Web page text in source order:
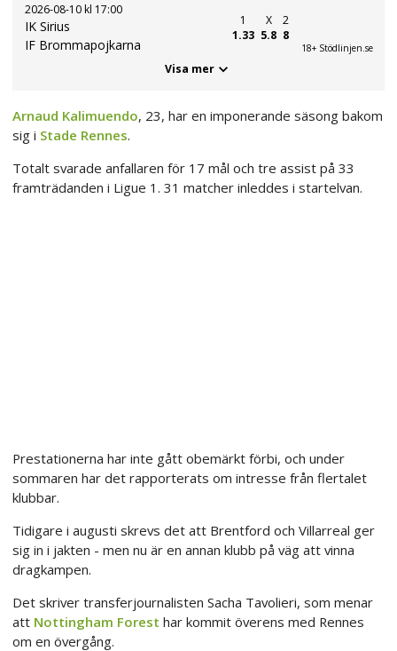
2026-08-10 kl 17:00
IK Sirius
IF Brommapojkarna
1
1.33
X
5.8
2
8
18+ Stödlinjen.se
Visa mer
Arnaud Kalimuendo, 23, har en imponerande säsong bakom
sig i Stade Rennes.
Totalt svarade anfallaren för 17 mål och tre assist på 33
framträdanden i Ligue 1. 31 matcher inleddes i startelvan.
Prestationerna har inte gått obemärkt förbi, och under
sommaren har det rapporterats om intresse från flertalet
klubbar.
Tidigare i augusti skrevs det att Brentford och Villarreal ger
sig in i jakten - men nu är en annan klubb på väg att vinna
dragkampen.
Det skriver transferjournalisten Sacha Tavolieri, som menar
att Nottingham Forest har kommit överens med Rennes
om en övergång.